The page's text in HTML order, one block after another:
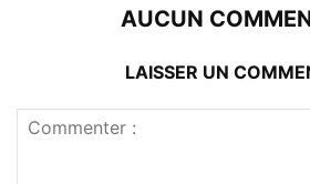
AUCUN
LAISSER UN